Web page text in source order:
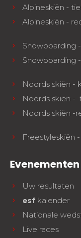
Alpineskiën -
Alpineskiën -
Snowboarding
Snowboarding
Noords skiën -
Noords skiën -
Noords skiën -
Freestyleskiën
Evenementen
Uw resultaten
esf kalender
Nationale
Live races